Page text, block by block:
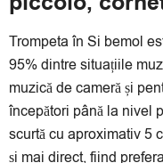
Trompeta în Si bemol
95% dintre situațiile
muzică de cameră și
începători până la nivel
scurtă cu aproximativ 5
și mai direct, fiind